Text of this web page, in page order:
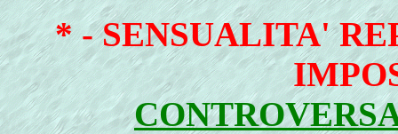
* -SENSUALITA'